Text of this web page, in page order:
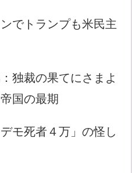
でトランプも米民主
独裁の果てにさまよ
国の最期
モ死者４万」の怪し